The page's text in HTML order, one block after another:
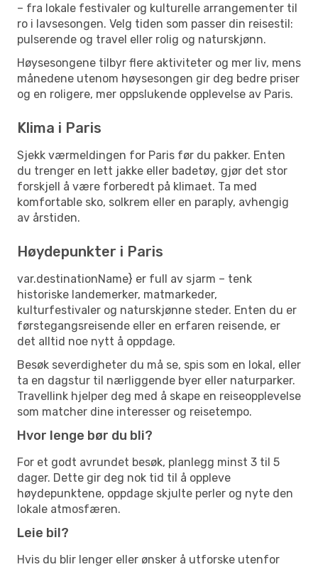
– fra lokale festivaler og kulturelle arrangementer til
ro i lavsesongen. Velg tiden som passer din reisestil:
pulserende og travel eller rolig og naturskjønn.
Høysesongene tilbyr flere aktiviteter og mer liv, mens
månedene utenom høysesongen gir deg bedre priser
og en roligere, mer oppslukende opplevelse av Paris.
Klima i Paris
Sjekk værmeldingen for Paris før du pakker. Enten
du trenger en lett jakke eller badetøy, gjør det stor
forskjell å være forberedt på klimaet. Ta med
komfortable sko, solkrem eller en paraply, avhengig
av årstiden.
Høydepunkter i Paris
var.destinationName} er full av sjarm – tenk
historiske landemerker, matmarkeder,
kulturfestivaler og naturskjønne steder. Enten du er
førstegangsreisende eller en erfaren reisende, er
det alltid noe nytt å oppdage.
Besøk severdigheter du må se, spis som en lokal, eller
ta en dagstur til nærliggende byer eller naturparker.
Travellink hjelper deg med å skape en reiseopplevelse
som matcher dine interesser og reisetempo.
Hvor lenge bør du bli?
For et godt avrundet besøk, planlegg minst 3 til 5
dager. Dette gir deg nok tid til å oppleve
høydepunktene, oppdage skjulte perler og nyte den
lokale atmosfæren.
Leie bil?
Hvis du blir lenger eller ønsker å utforske utenfor